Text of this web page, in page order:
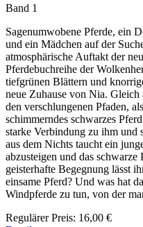
Band 1
Sagenumwobene Pferde, ein
und ein Mädchen auf der
atmosphärische Auftakt der
Pferdebuchreihe der
tiefgrünen Blättern und
neue Zuhause von Nia. Gleich
den verschlungenen Pfaden,
schimmerndes schwarzes
starke Verbindung zu ihm und
aus dem Nichts taucht ein
abzusteigen und das
geisterhafte Begegnung lässt
einsame Pferd? Und was hat
Windpferde zu tun, von der
Regulärer Preis: 16,00 €